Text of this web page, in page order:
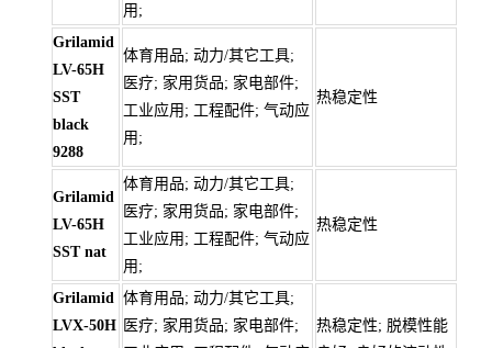
用;
Grilamid
LV-65H
SST
black
9288
体育用品; 动力/其它工具;
医疗; 家用货品; 家电部件;
工业应用; 工程配件; 气动应
用;
热稳定性
Grilamid
LV-65H
SST nat
体育用品; 动力/其它工具;
医疗; 家用货品; 家电部件;
工业应用; 工程配件; 气动应
用;
热稳定性
Grilamid
LVX-50H
体育用品; 动力/其它工具;
医疗; 家用货品; 家电部件;
热稳定性; 脱模性能